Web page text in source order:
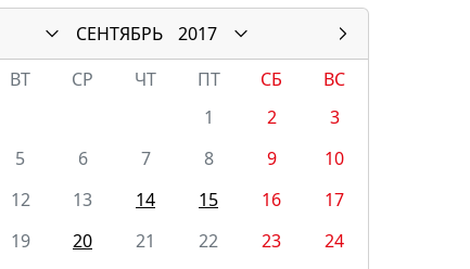
СЕНТЯБРЬ
2017
ВТ СР ЧТ ПТ СБ
ВС
1
2
3
5 6 7 8 9
10
12 13 14 15 16
17
19 20 21 22 23
24